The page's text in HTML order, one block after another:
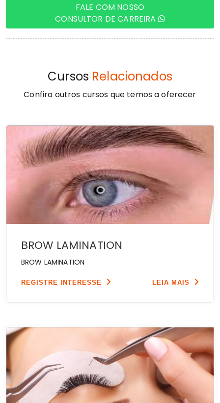
FALE COM NOSSO
CONSULTOR DE CARREIRA
Cursos Relacionados
Confira outros cursos que temos a oferecer
BROW LAMINATION
BROW LAMINATION
REGISTRE INTERESSE LEIA MAIS